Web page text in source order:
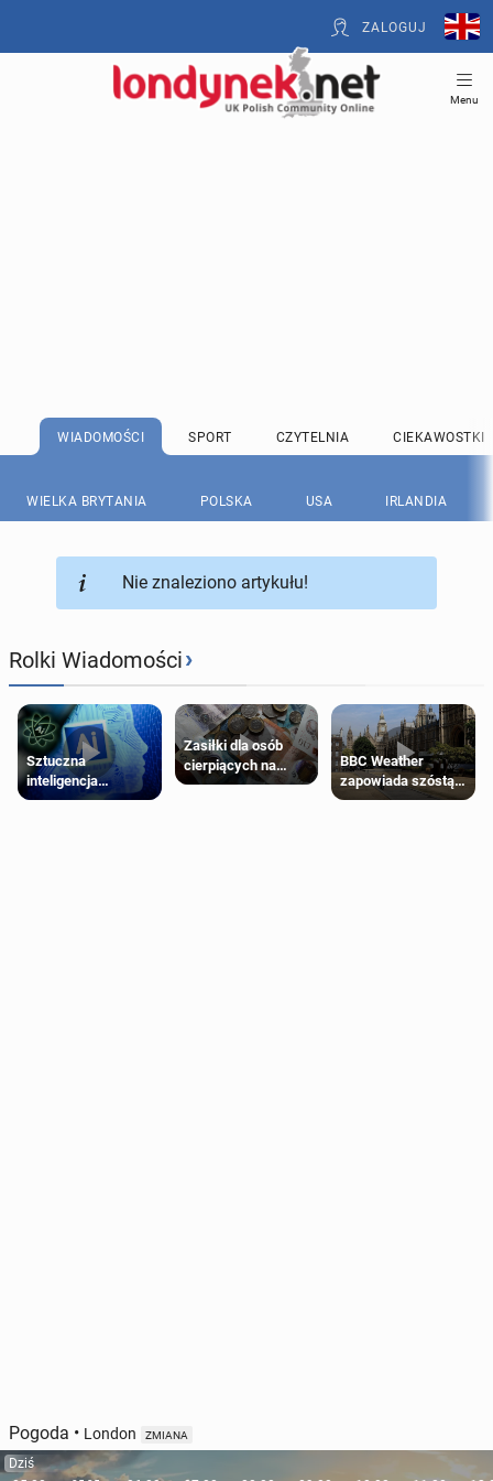
ZALOGUJ
Menu
WIADOMOŚCI SPORT CZYTELNIA CIEKAWOSTKI
WIELKA BRYTANIA POLSKA USA IRLANDIA
Nie znaleziono artykułu!
Rolki Wiadomości›
Sztuczna
inteligencja
próbowała oszukać
Zasiłki dla osób
cierpiących na
schorzenia
BBC Weather
zapowiada szóstą
falę upałów w
Pogoda • London ZMIANA
Dziś